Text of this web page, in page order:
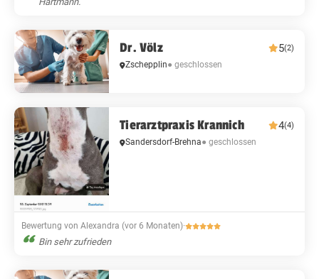
Dr. Völz 5(2)
Zschepplin● geschlossen
Tierarztpraxis Krannich 4(4)
Sandersdorf-Brehna● geschlossen
Bewertung von Alexandra (vor 6 Monaten)·
Bin sehr zufrieden